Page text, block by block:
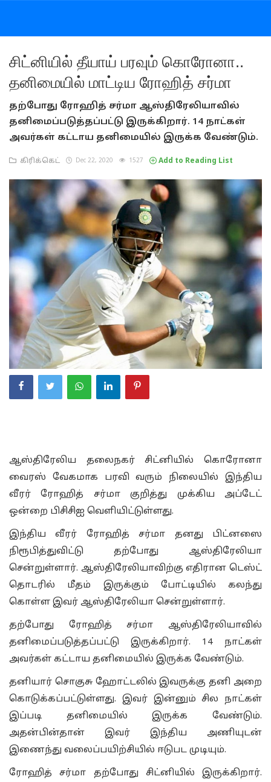
சிட்னியில் தீயாய் பரவும் கொரோனா..
தனிமையில் மாட்டிய ரோஹித் சர்மா
தற்போது ரோஹித் சர்மா ஆஸ்திரேலியாவில்
தனிமைப்படுத்தப்பட்டு இருக்கிறார். 14 நாட்கள்
அவர்கள் கட்டாய தனிமையில் இருக்க வேண்டும்.
கிரிக்கெட் Dec 22, 2020 1527 Add to Reading List
ஆஸ்திரேலிய தலைநகர் சிட்னியில் கொரோனா
வைரஸ் வேகமாக பரவி வரும் நிலையில் இந்திய
வீரர் ரோஹித் சர்மா குறித்து முக்கிய அப்டேட்
ஒன்றை பிசிசிஐ வெளியிட்டுள்ளது.
இந்திய வீரர் ரோஹித் சர்மா தனது பிட்னஸை
நிரூபித்துவிட்டு தற்போது ஆஸ்திரேலியா
சென்றுள்ளார். ஆஸ்திரேலியாவிற்கு எதிரான டெஸ்ட்
தொடரில் மீதம் இருக்கும் போட்டியில் கலந்து
கொள்ள இவர் ஆஸ்திரேலியா சென்றுள்ளார்.
தற்போது ரோஹித் சர்மா ஆஸ்திரேலியாவில்
தனிமைப்படுத்தப்பட்டு இருக்கிறார். 14 நாட்கள்
அவர்கள் கட்டாய தனிமையில் இருக்க வேண்டும்.
தனியார் சொகுசு ஹோட்டலில் இவருக்கு தனி அறை
கொடுக்கப்பட்டுள்ளது. இவர் இன்னும் சில நாட்கள்
இப்படி தனிமையில் இருக்க வேண்டும்.
அதன்பின்தான் இவர் இந்திய அணியுடன்
இணைந்து வலைப்பயிற்சியில் ஈடுபட முடியும்.
ரோஹித் சர்மா தற்போது சிட்னியில் இருக்கிறார்.